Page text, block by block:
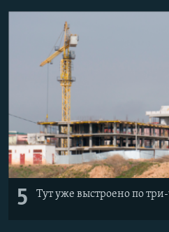
5 Тут уже выстроено по